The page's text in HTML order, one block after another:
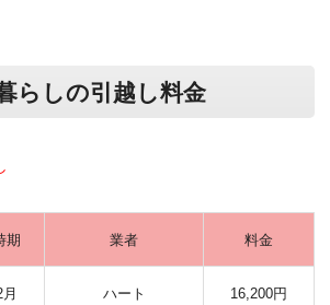
らしの引越し料金
期 業者 料金
ハート 16,200円